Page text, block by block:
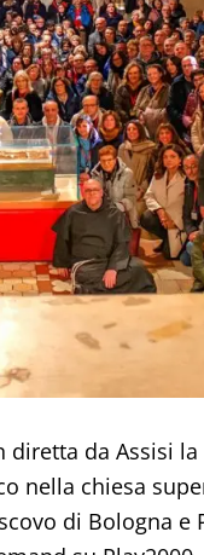
da Assisi
nella chiesa
di Bologna e